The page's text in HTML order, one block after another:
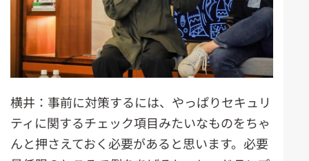
横井：事前に対策するには、やっぱりセキュリ
ティに関するチェック項目みたいなものをちゃ
んと押さえておく必要があると思います。必要